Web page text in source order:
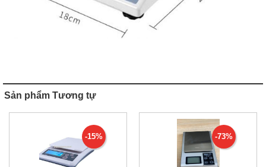
Sản phẩm Tương tự
-15% -73%